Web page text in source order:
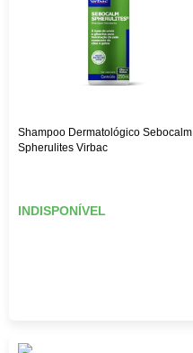
Shampoo Dermatológico Sebocalm
Spherulites Virbac
INDISPONÍVEL